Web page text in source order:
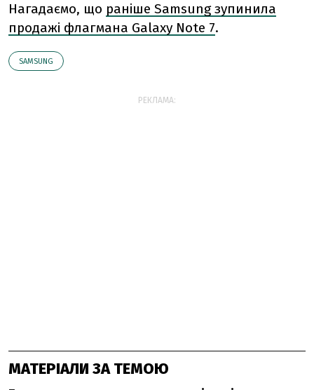
Нагадаємо, що раніше Samsung зупинила
продажі флагмана Galaxy Note 7.
SAMSUNG
РЕКЛАМА:
МАТЕРІАЛИ ЗА ТЕМОЮ